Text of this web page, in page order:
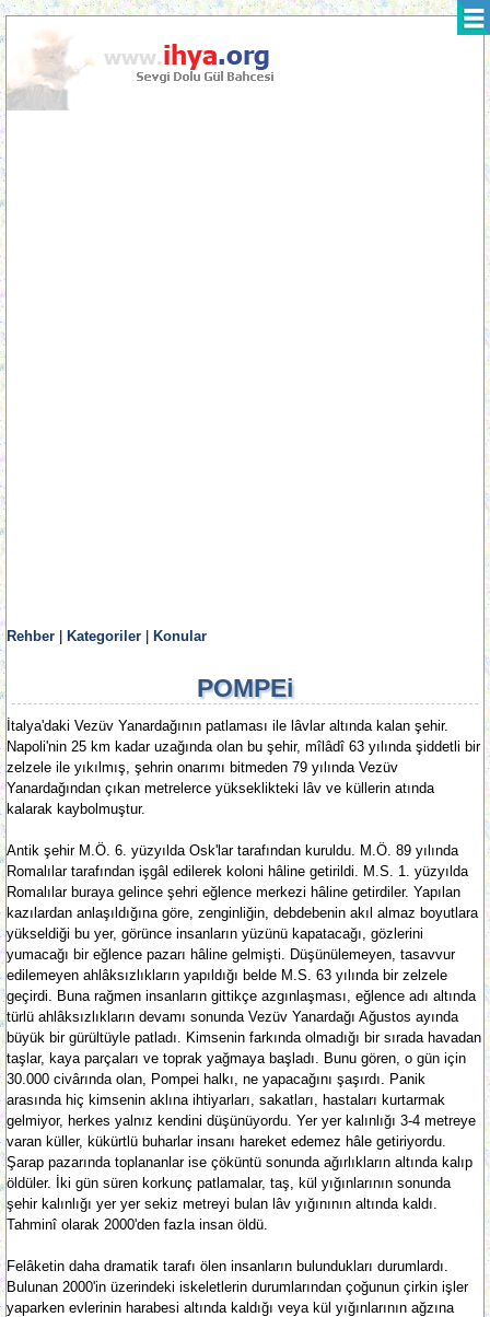
Rehber Kategoriler Konular
POMPEi
İtalya'daki Vezüv Yanardağının patlaması ile lâvlar altında kalan şehir.
Napoli'nin 25 km kadar uzağında olan bu şehir, mîlâdî 63 yılında şiddetli bir
zelzele ile yıkılmış, şehrin onarımı bitmeden 79 yılında Vezüv
Yanardağından çıkan metrelerce yükseklikteki lâv ve küllerin atında
kalarak kaybolmuştur.
Antik şehir M.Ö. 6. yüzyılda Osk'lar tarafından kuruldu. M.Ö. 89 yılında
Romalılar tarafından işgâl edilerek koloni hâline getirildi. M.S. 1. yüzyılda
Romalılar buraya gelince şehri eğlence merkezi hâline getirdiler. Yapılan
kazılardan anlaşıldığına göre, zenginliğin, debdebenin akıl almaz boyutlara
yükseldiği bu yer, görünce insanların yüzünü kapatacağı, gözlerini
yumacağı bir eğlence pazarı hâline gelmişti. Düşünülemeyen, tasavvur
edilemeyen ahlâksızlıkların yapıldığı belde M.S. 63 yılında bir zelzele
geçirdi. Buna rağmen insanların gittikçe azgınlaşması, eğlence adı altında
türlü ahlâksızlıkların devamı sonunda Vezüv Yanardağı Ağustos ayında
büyük bir gürültüyle patladı. Kimsenin farkında olmadığı bir sırada havadan
taşlar, kaya parçaları ve toprak yağmaya başladı. Bunu gören, o gün için
30.000 civârında olan, Pompei halkı, ne yapacağını şaşırdı. Panik
arasında hiç kimsenin aklına ihtiyarları, sakatları, hastaları kurtarmak
gelmiyor, herkes yalnız kendini düşünüyordu. Yer yer kalınlığı 3-4 metreye
varan küller, kükürtlü buharlar insanı hareket edemez hâle getiriyordu.
Şarap pazarında toplananlar ise çöküntü sonunda ağırlıkların altında kalıp
öldüler. İki gün süren korkunç patlamalar, taş, kül yığınlarının sonunda
şehir kalınlığı yer yer sekiz metreyi bulan lâv yığınının altında kaldı.
Tahminî olarak 2000'den fazla insan öldü.
Felâketin daha dramatik tarafı ölen insanların bulundukları durumlardı.
Bulunan 2000'in üzerindeki iskeletlerin durumlarından çoğunun çirkin işler
yaparken evlerinin harabesi altında kaldığı veya kül yığınlarının ağzına